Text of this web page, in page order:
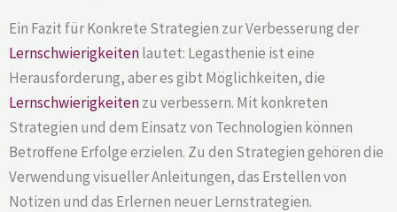
Ein Fazit für Konkrete Strategien zur Verbesserung der
Lernschwierigkeitenlautet: Legasthenie ist eine
Herausforderung, aber es gibt Möglichkeiten, die
Lernschwierigkeitenzu verbessern. Mit konkreten
Strategien und dem Einsatz von Technologien können
Betroffene Erfolge erzielen. Zu den Strategien gehören die
Verwendung visueller Anleitungen, das Erstellen von
Notizen und das Erlernen neuer Lernstrategien.